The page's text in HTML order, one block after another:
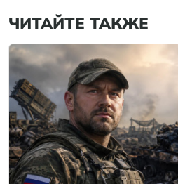
ЧИТАЙТЕ ТАКЖЕ